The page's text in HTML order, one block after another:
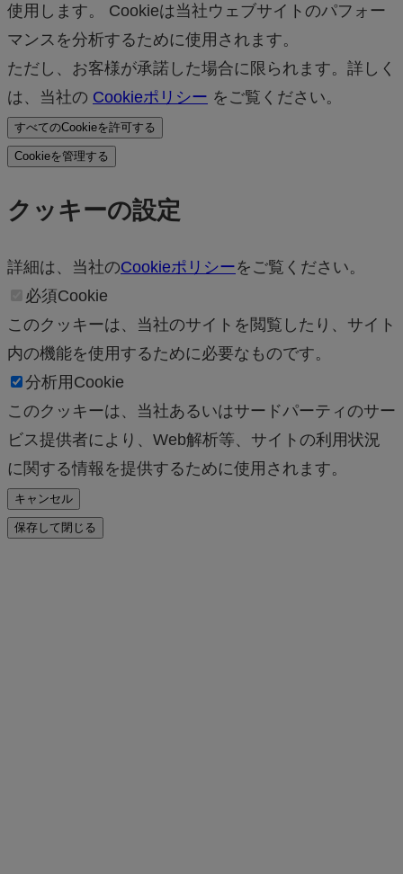
使用します。 Cookieは当社ウェブサイトのパフォー
マンスを分析するために使用されます。
ただし、お客様が承諾した場合に限られます。詳しく
は、当社の Cookieポリシー をご覧ください。
すべてのCookieを許可する
Cookieを管理する
クッキーの設定
詳細は、当社のCookieポリシーをご覧ください。
必須Cookie
このクッキーは、当社のサイトを閲覧したり、サイト
内の機能を使用するために必要なものです。
分析用Cookie
このクッキーは、当社あるいはサードパーティのサー
ビス提供者により、Web解析等、サイトの利用状況
に関する情報を提供するために使用されます。
キャンセル
保存して閉じる